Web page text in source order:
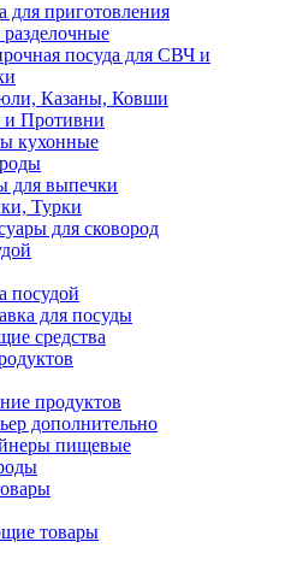
для приготовления
посуда для СВЧ и
Казаны, Ковши
и Противни
кухонные
для выпечки
Турки
для сковород
посудой
для посуды
средства
продуктов
дополнительно
пищевые
товары